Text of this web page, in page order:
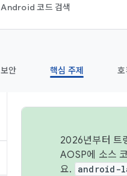
Android 코드 검색
보안 핵심 주제
2026년부터 트
AOSP에 소스
요.
android-